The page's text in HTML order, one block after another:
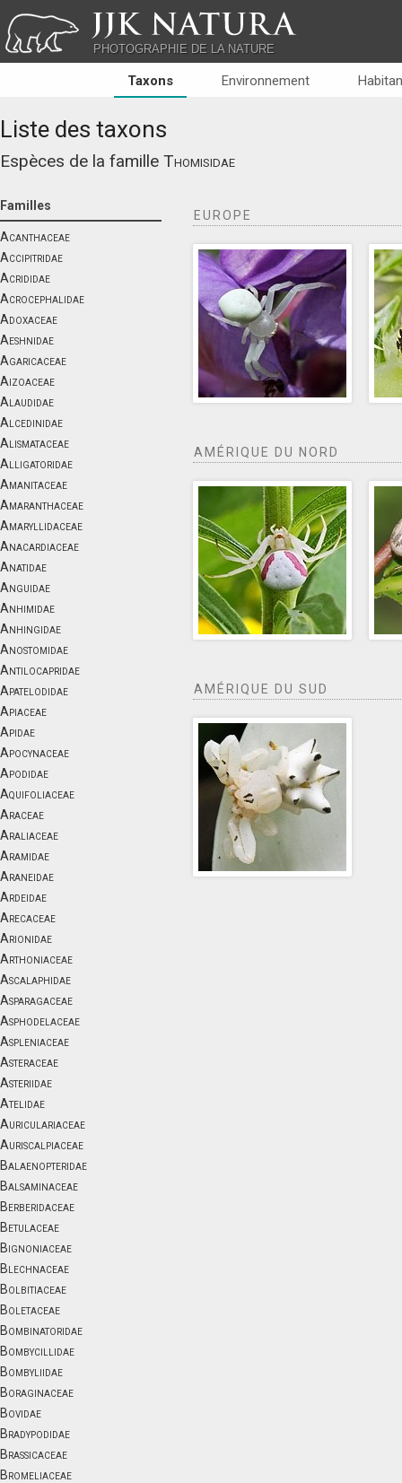
JJK NATURA
PHOTOGRAPHIE DE LA NATURE
Taxons Environnement
Liste des taxons
Espèces de la famille Thomisidae
Familles
Acanthaceae
Accipitridae
Acrididae
Acrocephalidae
Adoxaceae
Aeshnidae
Agaricaceae
Aizoaceae
Alaudidae
Alcedinidae
Alismataceae
Alligatoridae
Amanitaceae
Amaranthaceae
Amaryllidaceae
Anacardiaceae
Anatidae
Anguidae
Anhimidae
Anhingidae
Anostomidae
Antilocapridae
Apatelodidae
Apiaceae
Apidae
Apocynaceae
Apodidae
Aquifoliaceae
Araceae
Araliaceae
Aramidae
Araneidae
Ardeidae
Arecaceae
Arionidae
Arthoniaceae
Ascalaphidae
Asparagaceae
Asphodelaceae
Aspleniaceae
Asteraceae
Asteriidae
Atelidae
Auriculariaceae
Auriscalpiaceae
Balaenopteridae
Balsaminaceae
Berberidaceae
Betulaceae
Bignoniaceae
Blechnaceae
Bolbitiaceae
Boletaceae
Bombinatoridae
Bombycillidae
Bombyliidae
Boraginaceae
Bovidae
Bradypodidae
Brassicaceae
Bromeliaceae
EUROPE
AMÉRIQUE DU NORD
AMÉRIQUE DU SUD